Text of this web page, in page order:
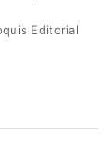
Editorial